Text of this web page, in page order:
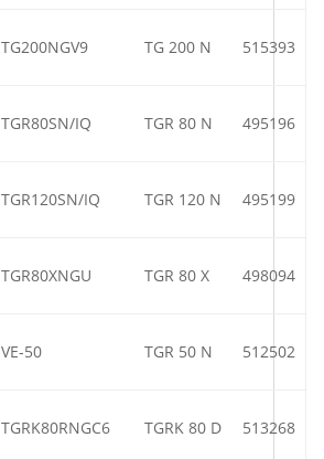
TG200NGV9 TG 200 N 515393
TGR80SN/IQ TGR 80 N 495196
TGR120SN/IQ TGR 120 N 495199
TGR80XNGU TGR 80 X 498094
VE-50 TGR 50 N 512502
TGRK80RNGC6 TGRK 80 D 513268